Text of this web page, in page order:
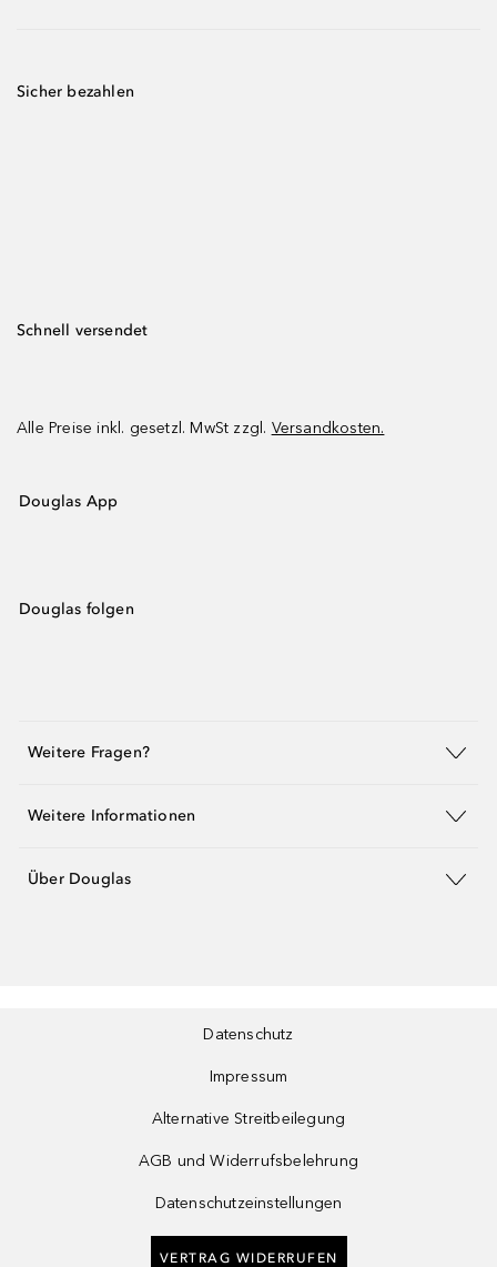
Sicher bezahlen
Schnell versendet
Alle Preise inkl. gesetzl. MwSt zzgl. Versandkosten.
Douglas App
Douglas folgen
Weitere Fragen?
Weitere Informationen
Über Douglas
Datenschutz
Impressum
Alternative Streitbeilegung
AGB und Widerrufsbelehrung
Datenschutzeinstellungen
VERTRAG WIDERRUFEN